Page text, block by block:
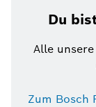
Du
Alle
Zum Bosch